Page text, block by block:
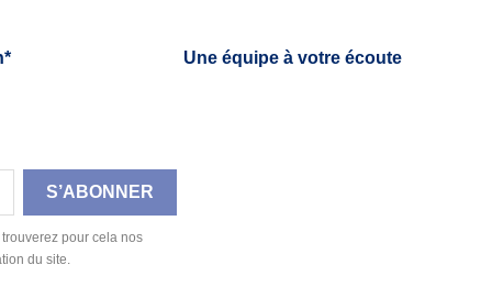
Une équipe à votre écoute
pour cela nos
du site.